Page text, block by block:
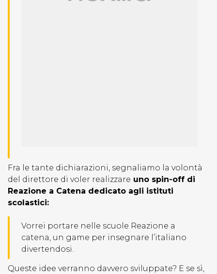
Fra le tante dichiarazioni, segnaliamo la volontà
del direttore di voler realizzare uno spin-off di
Reazione a Catena dedicato agli istituti
scolastici:
Vorrei portare nelle scuole Reazione a
catena, un game per insegnare l’italiano
divertendosi.
Queste idee verranno davvero sviluppate? E se sì,